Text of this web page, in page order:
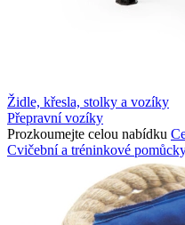
Židle, křesla, stolky a vozíky
Přepravní vozíky
Prozkoumejte celou nabídku
Cvičební a tréninkové